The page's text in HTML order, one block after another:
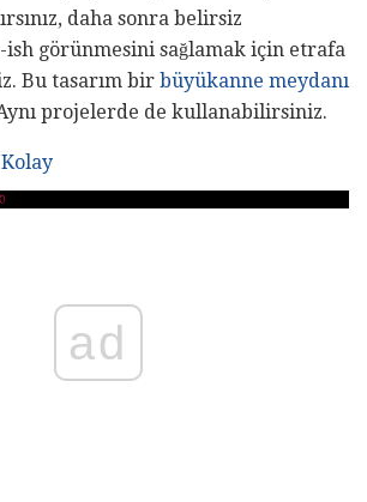
daha sonra belirsiz
görünmesini sağlamak için etrafa
Bu tasarım bir büyükanne meydanı
projelerde de kullanabilirsiniz.
Kolay
ad